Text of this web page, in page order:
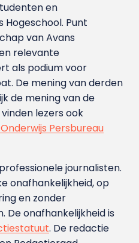
en
Hoge­school. Punt
van Avans
relevante
als podium voor
De mening van derden
de mening van de
lezers ook
Persbureau
journalisten.
onafhankelijkheid, op
en zonder
De onafhankelijkheid is
. De redactie